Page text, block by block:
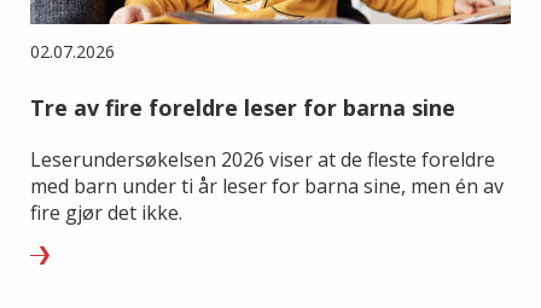
02.07.2026
Tre av fire foreldre leser for barna sine
Leserundersøkelsen 2026 viser at de fleste foreldre
med barn under ti år leser for barna sine, men én av
fire gjør det ikke.